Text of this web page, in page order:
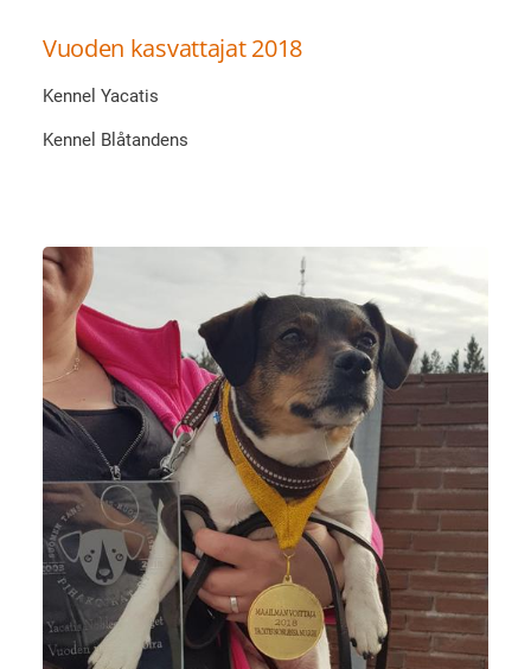
Vuoden kasvattajat 2018
Kennel Yacatis
Kennel Blåtandens